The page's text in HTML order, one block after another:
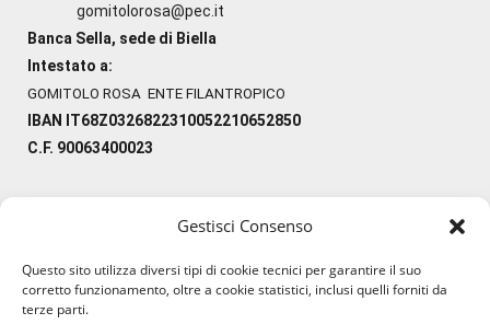
Gestisci Consenso
Questo sito utilizza diversi tipi di cookie tecnici per garantire il suo
corretto funzionamento, oltre a cookie statistici, inclusi quelli forniti da
terze parti.
gomitolorosa@pec.it
Banca Sella, sede di Biella
Intestato a:
GOMITOLO ROSA ENTE FILANTROPICO
IBAN IT68Z0326822310052210652850
C.F. 90063400023
#lanaterapia